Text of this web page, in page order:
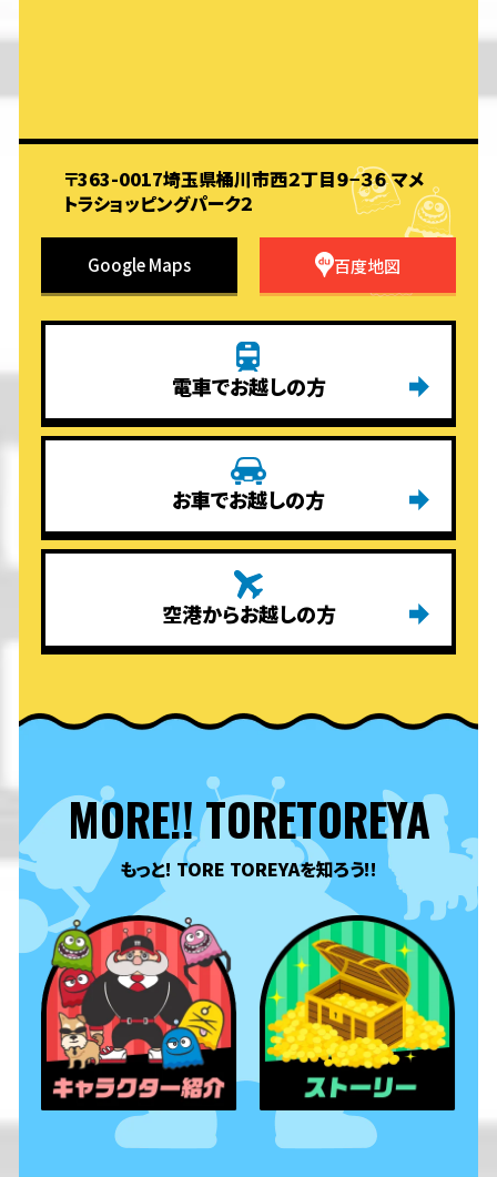
〒363-0017埼玉県桶川市西２丁目９−３６ マメ
トラショッピングパーク２
Google Maps 百度地図
電車でお越しの方
お車でお越しの方
空港からお越しの方
MORE!! TORETOREYA
もっと! TORE TOREYAを知ろう!!